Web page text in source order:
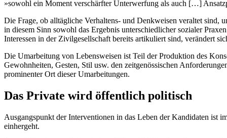
»sowohl ein Moment verschärfter Unterwerfung als auch […]
Die Frage, ob alltägliche Verhaltens- und Denkweisen veraltet sind,
in diesem Sinn sowohl das Ergebnis unterschiedlicher sozialer
Interessen in der Zivilgesellschaft bereits artikuliert sind, verändert
Die Umarbeitung von Lebensweisen ist Teil der Produktion des
Gewohnheiten, Gesten, Stil usw. den zeitgenössischen
prominenter Ort dieser Umarbeitungen.
Das Private wird öffentlich politisch
Ausgangspunkt der Interventionen in das Leben der Kandidaten ist
einhergeht.